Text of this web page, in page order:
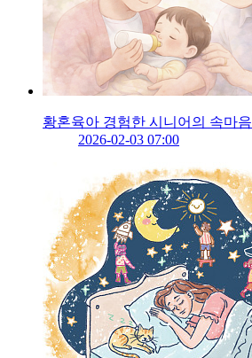
황혼육아 경험한 시니어의 속마음
2026-02-03 07:00